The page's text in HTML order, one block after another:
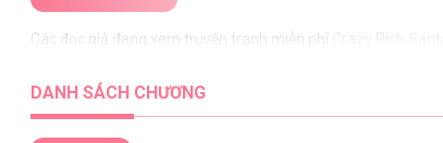
Các đọc giả đang xem truyện tranh miễn phí Crazy Rich Santa
DANH SÁCH CHƯƠNG